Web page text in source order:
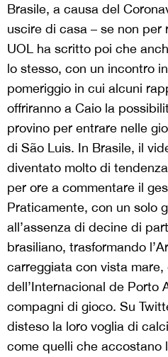
Brasile, a causa del
uscire di casa – se non per
UOL ha scritto poi che
lo stesso, con un incontro
pomeriggio in cui alcuni
offriranno a Caio la
provino per entrare nelle
di São Luis. In Brasile, il
diventato molto di
per ore a commentare il
Praticamente, con un solo
all’assenza di decine di
brasiliano, trasformando
carreggiata con vista mare,
dell’Internacional de Porto
compagni di gioco. Su
disteso la loro voglia di
come quelli che accostano